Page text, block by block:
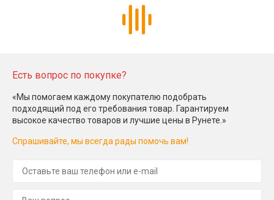
Есть вопрос по покупке?
«Мы помогаем каждому покупателю подобрать
подходящий под его требования товар. Гарантируем
высокое качество товаров и лучшие цены в Рунете.»
Спрашивайте, мы всегда рады помочь вам!